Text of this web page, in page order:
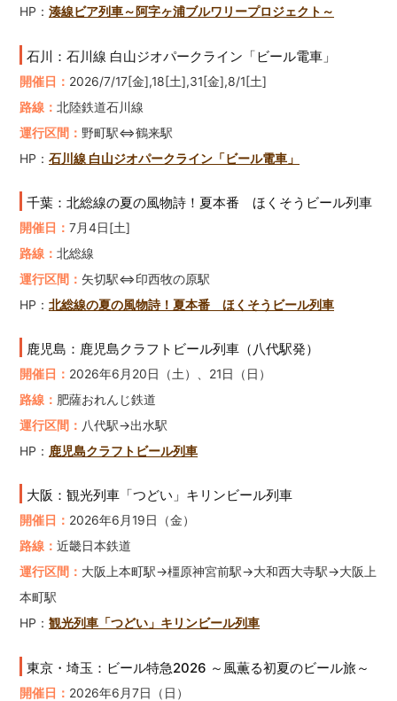
HP： 湊線ビア列車～阿字ヶ浦ブルワリープロジェクト～
石川：石川線 白山ジオパークライン「ビール電車」
開催日： 2026/7/17[金],18[土],31[金],8/1[土]
路線： 北陸鉄道石川線
運行区間： 野町駅⇔鶴来駅
HP： 石川線 白山ジオパークライン「ビール電車」
千葉：北総線の夏の風物詩！夏本番 ほくそうビール列車
開催日： 7月4日[土]
路線： 北総線
運行区間： 矢切駅⇔印西牧の原駅
HP： 北総線の夏の風物詩！夏本番 ほくそうビール列車
鹿児島：鹿児島クラフトビール列車（八代駅発）
開催日： 2026年6月20日（土）、21日（日）
路線： 肥薩おれんじ鉄道
運行区間： 八代駅→出水駅
HP： 鹿児島クラフトビール列車
大阪：観光列車「つどい」キリンビール列車
開催日： 2026年6月19日（金）
路線： 近畿日本鉄道
運行区間： 大阪上本町駅→橿原神宮前駅→大和西大寺駅→大阪上
本町駅
HP： 観光列車「つどい」キリンビール列車
東京・埼玉：ビール特急2026 ～風薫る初夏のビール旅～
開催日： 2026年6月7日（日）